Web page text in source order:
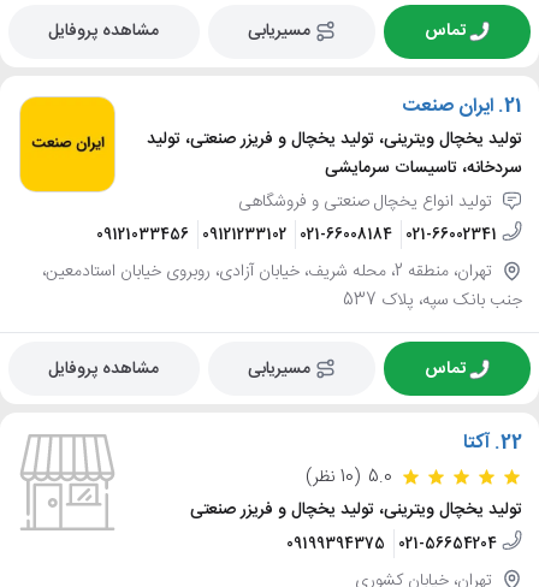
تماس مسیریابی مشاهده پروفایل
21. ایران صنعت
تولید یخچال ویترینی، تولید یخچال و فریزر صنعتی، تولید
سردخانه، تاسیسات سرمایشی
تولید انواع یخچال صنعتی و فروشگاهی
021-66002341
021-66008184
09121233102
09121033456
تهران، منطقه 2، محله شریف، خیابان آزادی، روبروی خیابان استادمعین،
جنب بانک سپه، پلاک 537
تماس مسیریابی مشاهده پروفایل
22. آکتا
5.0 (10 نظر)
تولید یخچال ویترینی، تولید یخچال و فریزر صنعتی
021-56654204
09199394375
تهران، خیابان کشوری